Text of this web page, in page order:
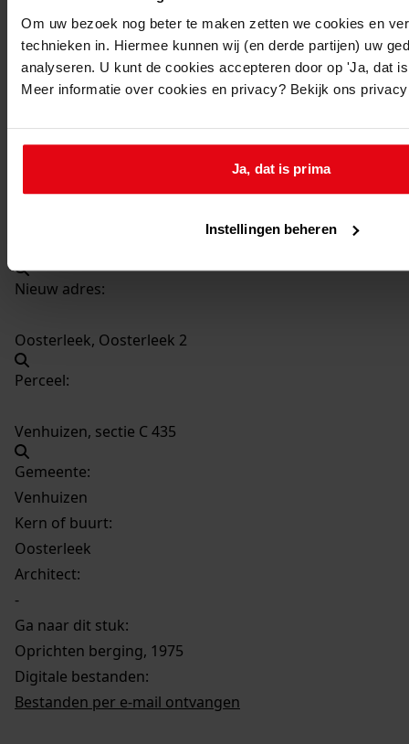
Om uw bezoek nog beter te maken zetten we cookies en
technieken in. Hiermee kunnen wij (en derde partijen) uw
analyseren. U kunt de cookies accepteren door op 'Ja, dat
Meer informatie over cookies en privacy? Bekijk ons
Ja, dat is prima
Instellingen beheren
3921 Oprichten berging, 1975
Datering:
1975
Beschrijving:
Datum vergunning:
Adres:
Nieuw adres:
Oosterleek, Oosterleek 2
Perceel:
Venhuizen, sectie C 435
Gemeente:
Venhuizen
Kern of buurt:
Oosterleek
Architect:
-
Ga naar dit stuk:
Oprichten berging, 1975
Digitale bestanden:
Bestanden per e-mail ontvangen